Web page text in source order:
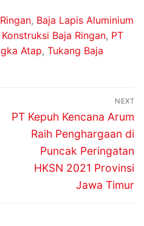
, Baja Lapis Aluminium
Konstruksi Baja Ringan, PT
Atap, Tukang Baja
NEXT
PT Kepuh Kencana Arum
Raih Penghargaan di
Puncak Peringatan
HKSN 2021 Provinsi
Jawa Timur